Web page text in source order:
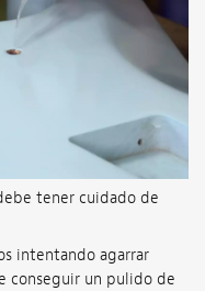
tener cuidado de
intentando agarrar
conseguir un pulido de